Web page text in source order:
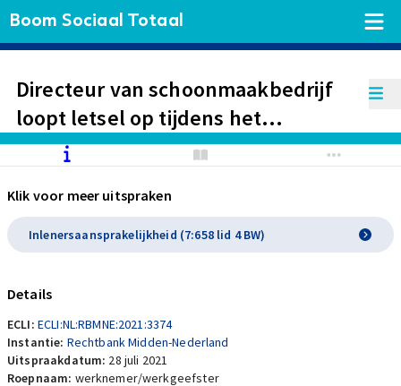
Boom Sociaal Totaal
Directeur van schoonmaakbedrijf
loopt letsel op tijdens het
schoonmaken van de
kipfileermachine bij zijn enige
opdrachtgever. Verklaring voor
recht dat artikel 7:658 lid 4 BW van
toepassing is, wordt toegewezen.
Klik voor meer uitspraken
Inlenersaansprakelijkheid (7:658 lid 4 BW)
Details
ECLI: ECLI:NL:RBMNE:2021:3374
Instantie: Rechtbank Midden-Nederland
Uitspraakdatum: 28 juli 2021
Roepnaam: werknemer/werkgeefster